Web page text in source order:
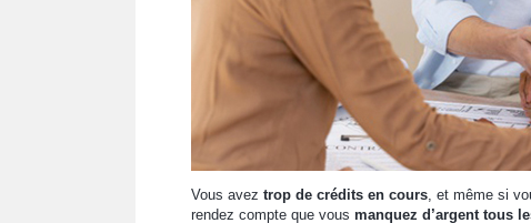
Vous avez trop de crédits en cours, et même si
rendez compte que vous manquez d’argent tous